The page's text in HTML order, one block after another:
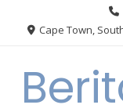
Cape Town,